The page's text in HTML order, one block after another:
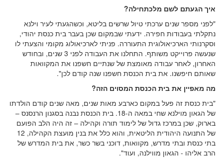
איך הגעתם לשם מלכתחילה?
"לפני מספר שנים ערכתי טיול שרשים בליטא, וכשהגעתי לעיר וילנא
נתקלתי בעבודות חפירה. ידעתי שבמקום שכן בעבר בית כנסת יהודי,
וסקרנותי הארכיאולוגית התעוררה. פניתי לארכיאולוג מקומי והצעתי לו
שנעשה פרוייקט משותף. התחלנו את העבודה לפני 3 שנים, ובחודש
האחרון, לאחר עבודה מאומצת של שנתיים חשפנו את המקוואות
שאותם חיפשנו. את בית הכנסת חשפנו שנה קודם לכן".
מה מאפיין את בית הכנסת המסוים הזה?
"בית כנסת זה פעל במקום כארבע מאות שנים, מאה שנים קודם הולדתו
של הגאון מוילנא שחי במאה ה-18. בית הכנסת נבנה בסגנון הרנסנס –
בארוק, שכן במרכז גדול של לימוד תורה וקהילה – זה היה הלב הפועם
של התנועה היהודית הליטאית, והוא כלל את בנין מועצת הקהילה, 12
בתי כנסת ובתי מדרש, מקוואות, דוכני בשר כשר, את בית המדרש של
הרב אליהו - הגאון מווילנה, ועוד".